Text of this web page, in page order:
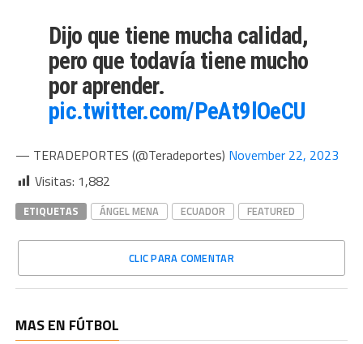
Dijo que tiene mucha calidad,
pero que todavía tiene mucho
por aprender.
pic.twitter.com/PeAt9lOeCU
— TERADEPORTES (@Teradeportes) November 22, 2023
Visitas: 1,882
ETIQUETAS ÁNGEL MENA ECUADOR FEATURED
CLIC PARA COMENTAR
MAS EN FÚTBOL